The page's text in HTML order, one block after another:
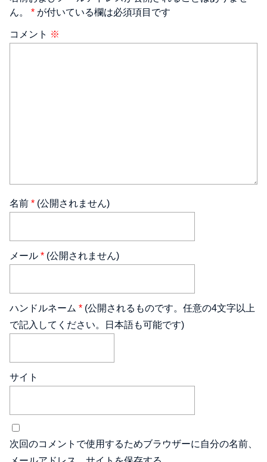
ん。 * が付いている欄は必須項目です
コメント ※
名前 * (公開されません)
メール * (公開されません)
ハンドルネーム * (公開されるものです。任意の4文字以上
で記入してください。日本語も可能です)
サイト
次回のコメントで使用するためブラウザーに自分の名前、